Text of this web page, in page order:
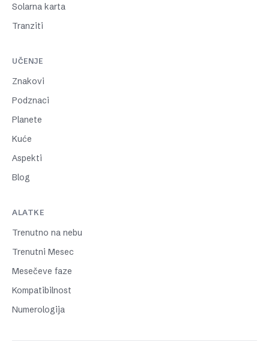
Solarna karta
Tranziti
UČENJE
Znakovi
Podznaci
Planete
Kuće
Aspekti
Blog
ALATKE
Trenutno na nebu
Trenutni Mesec
Mesečeve faze
Kompatibilnost
Numerologija